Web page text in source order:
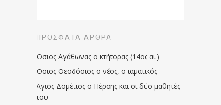
ΠΡΌΣΦΑΤΑ ΆΡΘΡΑ
Όσιος Αγάθωνας ο κτήτορας (14ος αι.)
Όσιος Θεοδόσιος ο νέος, ο ιαματικός
Άγιος Δομέτιος ο Πέρσης και οι δύο μαθητές
του